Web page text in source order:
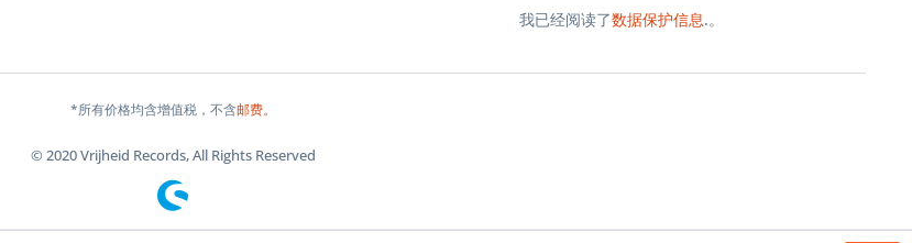
我已经阅读了数据保护信息.。
*所有价格均含增值税，不含邮费。
© 2020 Vrijheid Records, All Rights Reserved